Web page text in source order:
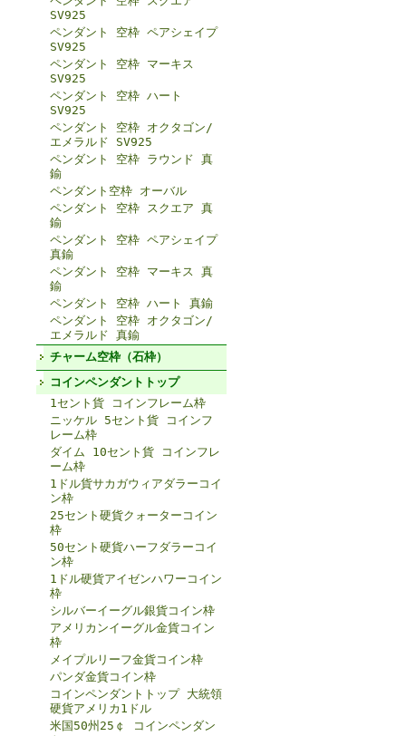
SV925
ペンダント 空枠 ペアシェイプ
SV925
ペンダント 空枠 マーキス
SV925
ペンダント 空枠 ハート
SV925
ペンダント 空枠 オクタゴン/
エメラルド SV925
ペンダント 空枠 ラウンド 真
鍮
ペンダント空枠 オーバル
ペンダント 空枠 スクエア 真
鍮
ペンダント 空枠 ペアシェイプ
真鍮
ペンダント 空枠 マーキス 真
鍮
ペンダント 空枠 ハート 真鍮
ペンダント 空枠 オクタゴン/
エメラルド 真鍮
チャーム空枠（石枠）
コインペンダントトップ
1セント貨 コインフレーム枠
ニッケル 5セント貨 コインフ
レーム枠
ダイム 10セント貨 コインフレ
ーム枠
1ドル貨サカガウィアダラーコイ
ン枠
25セント硬貨クォーターコイン
枠
50セント硬貨ハーフダラーコイ
ン枠
1ドル硬貨アイゼンハワーコイン
枠
シルバーイーグル銀貨コイン枠
アメリカンイーグル金貨コイン
枠
メイプルリーフ金貨コイン枠
パンダ金貨コイン枠
コインペンダントトップ 大統領
硬貨アメリカ1ドル
米国50州25￠ コインペンダン